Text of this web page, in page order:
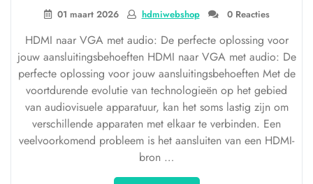
01 maart 2026 hdmiwebshop 0 Reacties
HDMI naar VGA met audio: De perfecte oplossing voor
jouw aansluitingsbehoeften HDMI naar VGA met audio: De
perfecte oplossing voor jouw aansluitingsbehoeften Met de
voortdurende evolutie van technologieën op het gebied
van audiovisuele apparatuur, kan het soms lastig zijn om
verschillende apparaten met elkaar te verbinden. Een
veelvoorkomend probleem is het aansluiten van een HDMI-
bron …